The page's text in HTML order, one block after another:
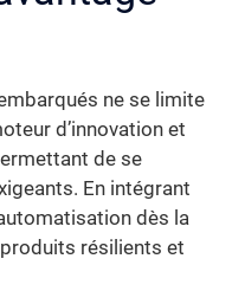
ne se limite
d’innovation et
de se
En intégrant
dès la
résilients et